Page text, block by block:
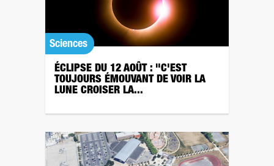
Sciences
ÉCLIPSE DU 12 AOÛT : "C'EST
TOUJOURS ÉMOUVANT DE VOIR LA
LUNE CROISER LA...